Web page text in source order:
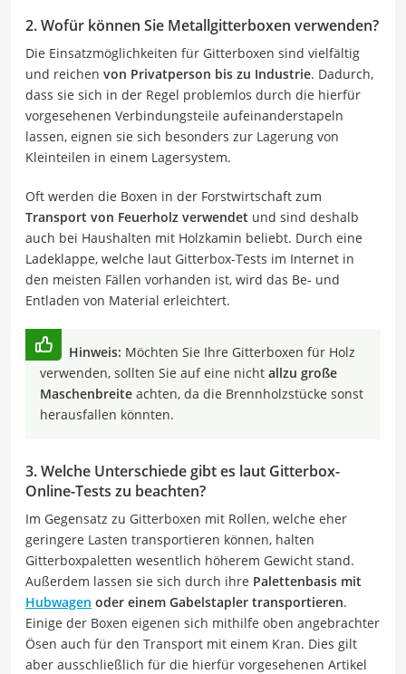
2. Wofür können Sie Metallgitterboxen verwenden?
Die Einsatzmöglichkeiten für Gitterboxen sind vielfältig
und reichen von Privatperson bis zu Industrie. Dadurch,
dass sie sich in der Regel problemlos durch die hierfür
vorgesehenen Verbindungsteile aufeinanderstapeln
lassen, eignen sie sich besonders zur Lagerung von
Kleinteilen in einem Lagersystem.
Oft werden die Boxen in der Forstwirtschaft zum
Transport von Feuerholz verwendet und sind deshalb
auch bei Haushalten mit Holzkamin beliebt. Durch eine
Ladeklappe, welche laut Gitterbox-Tests im Internet in
den meisten Fällen vorhanden ist, wird das Be- und
Entladen von Material erleichtert.
Hinweis: Möchten Sie Ihre Gitterboxen für Holz
verwenden, sollten Sie auf eine nicht allzu große
Maschenbreite achten, da die Brennholzstücke sonst
herausfallen könnten.
3. Welche Unterschiede gibt es laut Gitterbox-
Online-Tests zu beachten?
Im Gegensatz zu Gitterboxen mit Rollen, welche eher
geringere Lasten transportieren können, halten
Gitterboxpaletten wesentlich höherem Gewicht stand.
Außerdem lassen sie sich durch ihre Palettenbasis mit
Hubwagen oder einem Gabelstapler transportieren.
Einige der Boxen eigenen sich mithilfe oben angebrachter
Ösen auch für den Transport mit einem Kran. Dies gilt
aber ausschließlich für die hierfür vorgesehenen Artikel